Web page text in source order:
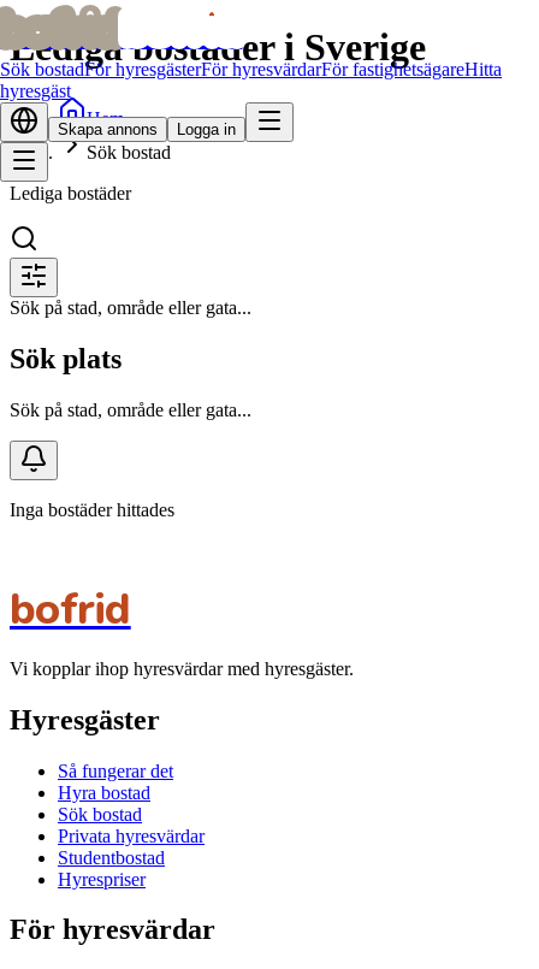
bofridbofrid
Sök bostadFör hyresgästerFör hyresvärdarFör fastighetsägareHitta
hyresgäst
Skapa annons Logga in
Lediga bostäder i Sverige
Hem
Sök bostad
Lediga bostäder
Sök på stad, område eller gata...
Sök plats
Sök på stad, område eller gata...
Inga bostäder hittades
bofrid
Vi kopplar ihop hyresvärdar med hyresgäster.
Hyresgäster
Så fungerar det
Hyra bostad
Sök bostad
Privata hyresvärdar
Studentbostad
Hyrespriser
För hyresvärdar